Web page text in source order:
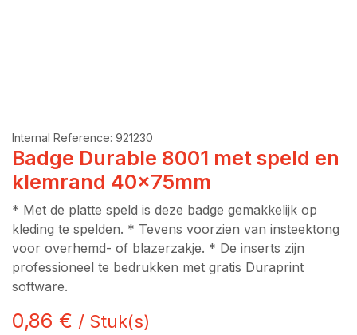
Internal Reference: 921230
Badge Durable 8001 met speld en
klemrand 40x75mm
* Met de platte speld is deze badge gemakkelijk op
kleding te spelden. * Tevens voorzien van insteektong
voor overhemd- of blazerzakje. * De inserts zijn
professioneel te bedrukken met gratis Duraprint
software.
0,86 € / Stuk(s)